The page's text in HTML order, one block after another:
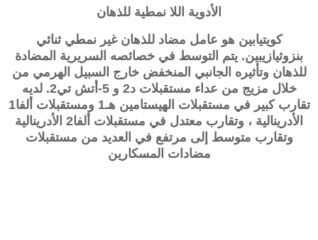
الأدوية اللا نمطية للذهان
كويتيابين هو عامل مضاد للذهان غير نمطي ثنائي
بنزوثيازيبين. يتم التوسط في خصائصه السريرية المضادة
للذهان وتأثيره الجانبي المنخفض خارج السبيل الهرمي من
خلال مزيج من عداء مستقبلات د2 و 5-أتش تي2. لديه
تقارب كبير في مستقبلات الهيستامين هـ1 ومستقبلات ألفا1
الأدرينالية ، وتقارب معتدل في مستقبلات ألفا2 الأدرينالية
وتقارب متوسط ​​إلى مرتفع في العديد من مستقبلات
مضادات المسكارين